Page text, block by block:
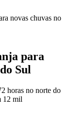
novas chuvas no
para
Sul
horas no norte do
12 mil